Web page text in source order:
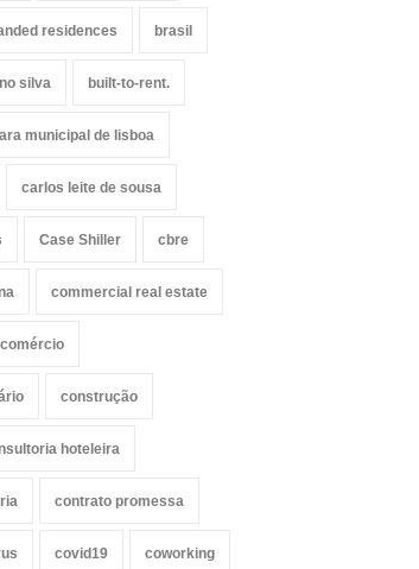
residences brasil
silva built-to-rent.
municipal de lisboa
carlos leite de sousa
Case Shiller cbre
commercial real estate
comércio
construção
hoteleira
contrato promessa
covid19 coworking